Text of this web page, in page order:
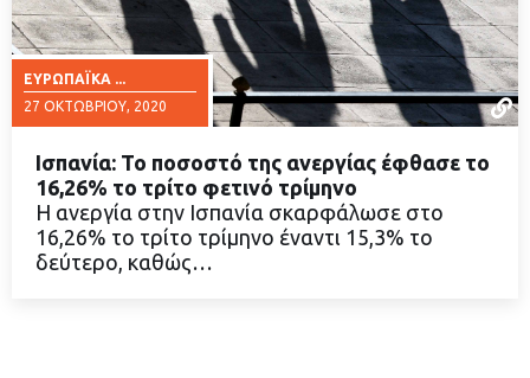
ΕΥΡΩΠΑΪΚΆ ...
27 ΟΚΤΩΒΡΊΟΥ, 2020
ΔΙΑΒΑΣΤΕ ΠΕΡΙΣΣΟΤΕΡΑ
Ισπανία: Το ποσοστό της ανεργίας έφθασε το
16,26% το τρίτο φετινό τρίμηνο
Η ανεργία στην Ισπανία σκαρφάλωσε στο
16,26% το τρίτο τρίμηνο έναντι 15,3% το
δεύτερο, καθώς…